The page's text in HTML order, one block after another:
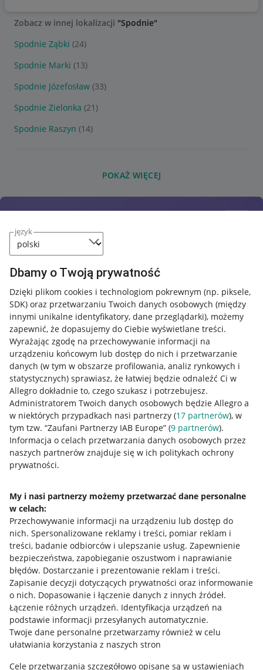
język
Dbamy o Twoją prywatność
Dzięki plikom cookies i technologiom pokrewnym (np. piksele,
SDK) oraz przetwarzaniu Twoich danych osobowych (między
innymi unikalne identyfikatory, dane przeglądarki), możemy
zapewnić, że dopasujemy do Ciebie wyświetlane treści.
Wyrażając zgodę na przechowywanie informacji na
urządzeniu końcowym lub dostęp do nich i przetwarzanie
danych (w tym w obszarze profilowania, analiz rynkowych i
statystycznych) sprawiasz, że łatwiej będzie odnaleźć Ci w
Allegro dokładnie to, czego szukasz i potrzebujesz.
Administratorem Twoich danych osobowych będzie Allegro a
w niektórych przypadkach nasi partnerzy (17 partnerów), w
tym tzw. “Zaufani Partnerzy IAB Europe” (9 partnerów).
Informacja o celach przetwarzania danych osobowych przez
naszych partnerów znajduje się w ich politykach ochrony
prywatności.
My i nasi partnerzy możemy przetwarzać dane personalne
w celach:
Przechowywanie informacji na urządzeniu lub dostęp do
nich. Spersonalizowane reklamy i treści, pomiar reklam i
treści, badanie odbiorców i ulepszanie usług. Zapewnienie
bezpieczeństwa, zapobieganie oszustwom i naprawianie
błędów. Dostarczanie i prezentowanie reklam i treści.
Zapisanie decyzji dotyczących prywatności oraz informowanie
o nich. Dopasowanie i łączenie danych z innych źródeł.
Łączenie różnych urządzeń. Identyfikacja urządzeń na
podstawie informacji przesyłanych automatycznie.
Twoje dane personalne przetwarzamy również w celu
ułatwiania korzystania z naszych stron
Cele przetwarzania szczegółowo opisane są w ustawieniach
Zobacz w innej lokalizacji "Spodnie"
Spodnie Ząbki (24)
Spodnie Marki (13)
Spodnie Józefosław (33)
Spodnie Zielonka (21)
Spodnie Raszyn (14)
POKAŻ WIĘCEJ
Przydatne informacje
Jak to działa
Allegro Gadane dla sprzedających
Allegro Gadane dla kupujących
Mapa miejscowości
Informacje prawne
Regulamin
Polityka plików "cookies"
Ustawienia plików "cookies"
Udostępnianie lokalizacji